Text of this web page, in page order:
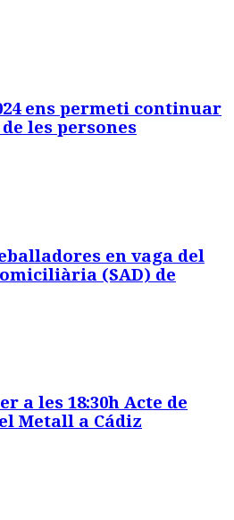
ens permeti continuar
les persones
en vaga del
(SAD) de
a les 18:30h Acte de
Metall a Cádiz